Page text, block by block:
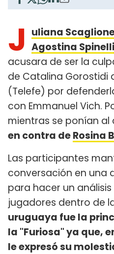
J uliana
Agostina Spinelli
acusara de ser la
de Catalina Gorostidi
(Telefe) por
con Emmanuel Vich.
mientras se ponían al
en contra deRosina
Las participantes
conversación en una
para hacer un
jugadores dentro de
uruguaya fue la
la "Furiosa" ya que,
le expresó su